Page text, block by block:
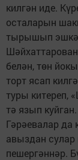
килгән иде.
осталарын
тырышып эшкә
белән, төн
торт ясап
туры китереп,
тә язып
Гәрәевалар да
авыздан сулар
пешергәннәр.